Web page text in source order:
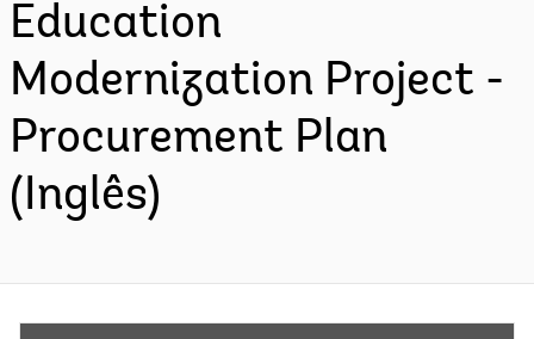
Education
Modernization Project -
Procurement Plan
(Inglês)